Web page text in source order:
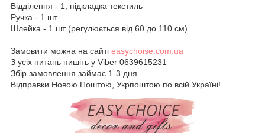
Відділення - 1, підкладка текстиль
Ручка - 1 шт
Шлейка - 1 шт (регулюється від 60 до 110 см)
Замовити можна на сайті easychoise.com.ua
З усіх питань пишіть у Viber 0639615231
Збір замовлення займає 1-3 дня
Відправки Новою Поштою, Укрпоштою по всій Україні!